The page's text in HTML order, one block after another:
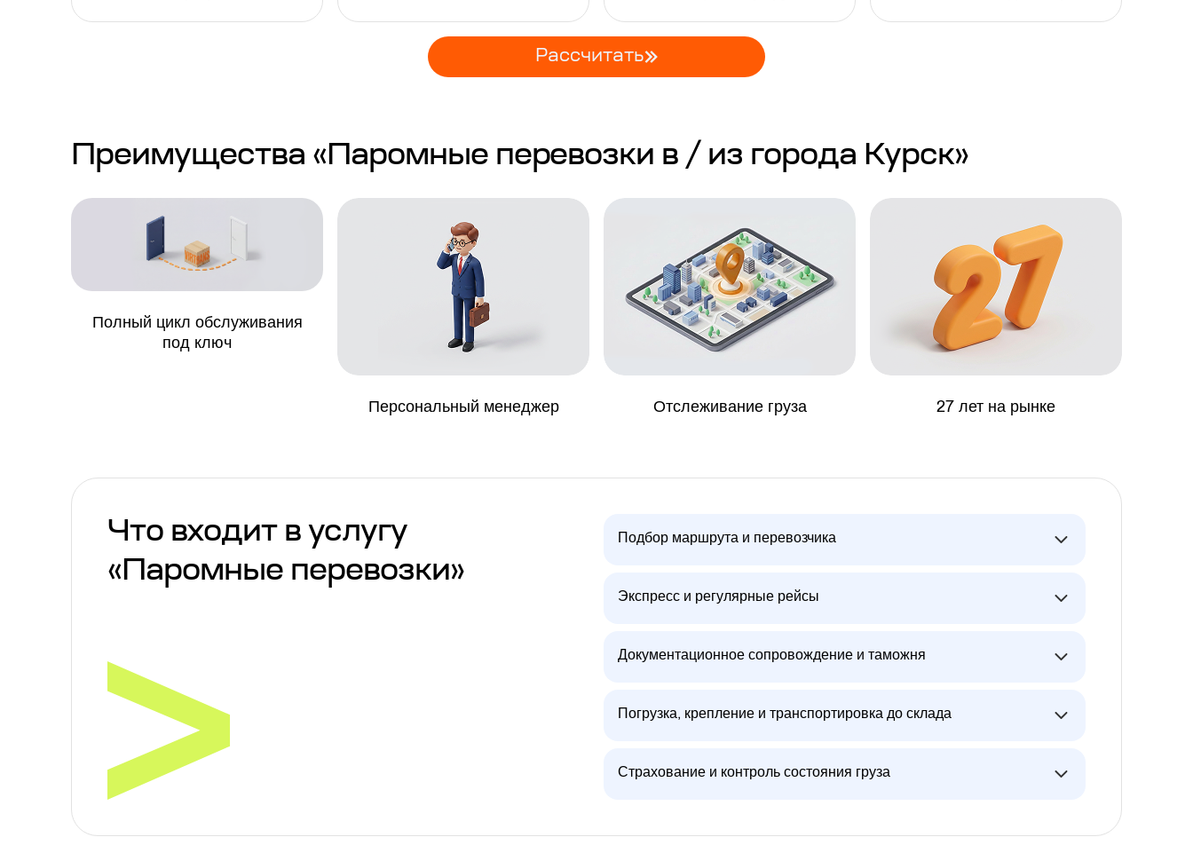
Рассчитать
Преимущества «Паромные перевозки в / из города Курск»
Полный цикл обслуживания
под ключ
Персональный менеджер Отслеживание груза 27 лет на рынке
Что входит в услугу
«Паромные перевозки»
Подбор маршрута и перевозчика
Экспресс и регулярные рейсы
Документационное сопровождение и таможня
Погрузка, крепление и транспортировка до склада
Страхование и контроль состояния груза